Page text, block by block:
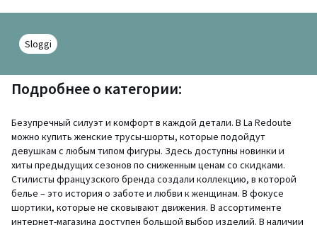
Sloggi
Подробнее о категории:
Безупречный силуэт и комфорт в каждой детали. В La Redoute
можно купить женские трусы-шорты, которые подойдут
девушкам с любым типом фигуры. Здесь доступны новинки и
хиты предыдущих сезонов по сниженным ценам со скидками.
Стилисты французского бренда создали коллекцию, в которой
белье – это история о заботе и любви к женщинам. В фокусе
шортики, которые не сковывают движения. В ассортименте
интернет-магазина доступен большой выбор изделий. В наличии